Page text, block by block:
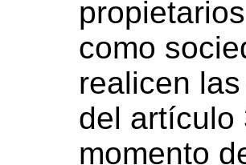
como
realicen
del artículo
momento